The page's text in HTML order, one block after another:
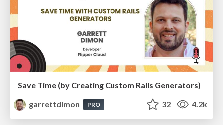
Save Time (by Creating Custom Rails Generators)
garrettdimon
PRO 32 4.2k